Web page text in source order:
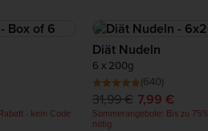
- kein Code
Diät Nudeln
6 x 200g
(640)
31,99 € 7,99 €
Sommerangebote: Bis zu
nötig